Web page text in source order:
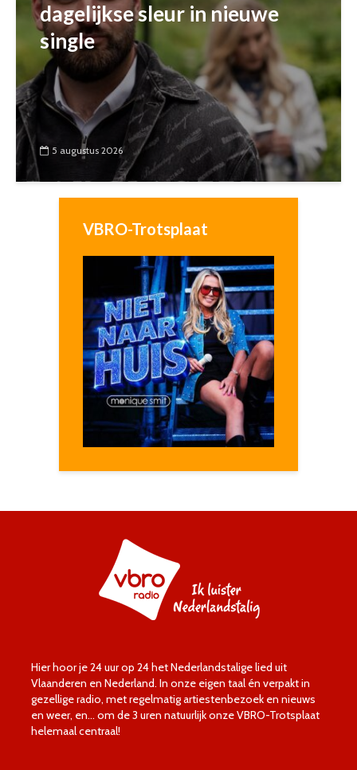
dagelijkse sleur in nieuwe
single
5 augustus 2026
VBRO-Trotsplaat
Hier hoor je 24 uur op 24 het Nederlandstalige lied uit
Vlaanderen en Nederland. In onze eigen taal én verpakt in
gezellige radio, met regelmatig artiestenbezoek en nieuws
en weer, en… om de 3 uren natuurlijk onze VBRO-Trotsplaat
helemaal centraal!